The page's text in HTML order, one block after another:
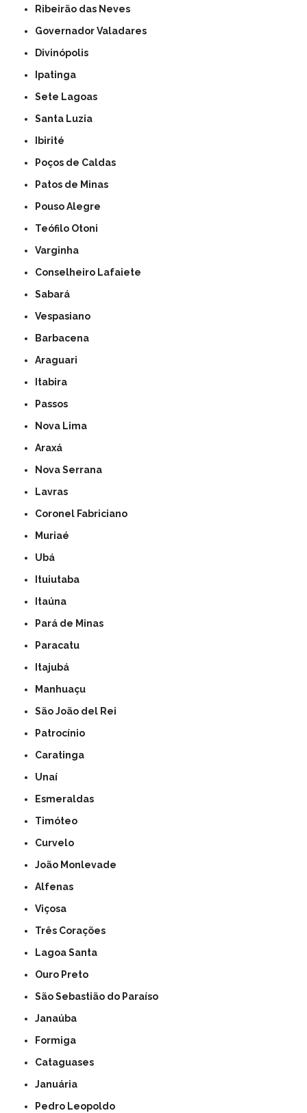
Ribeirão das Neves
Governador Valadares
Divinópolis
Ipatinga
Sete Lagoas
Santa Luzia
Ibirité
Poços de Caldas
Patos de Minas
Pouso Alegre
Teófilo Otoni
Varginha
Conselheiro Lafaiete
Sabará
Vespasiano
Barbacena
Araguari
Itabira
Passos
Nova Lima
Araxá
Nova Serrana
Lavras
Coronel Fabriciano
Muriaé
Ubá
Ituiutaba
Itaúna
Pará de Minas
Paracatu
Itajubá
Manhuaçu
São João del Rei
Patrocínio
Caratinga
Unaí
Esmeraldas
Timóteo
Curvelo
João Monlevade
Alfenas
Viçosa
Três Corações
Lagoa Santa
Ouro Preto
São Sebastião do Paraíso
Janaúba
Formiga
Cataguases
Januária
Pedro Leopoldo